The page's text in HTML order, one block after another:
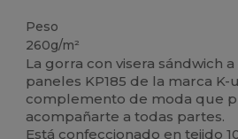
Peso
260g/m²
La gorra con visera sándwich
paneles KP185 de la marca K-
complemento de moda que
acompañarte a todas partes.
Está confeccionado en tejido